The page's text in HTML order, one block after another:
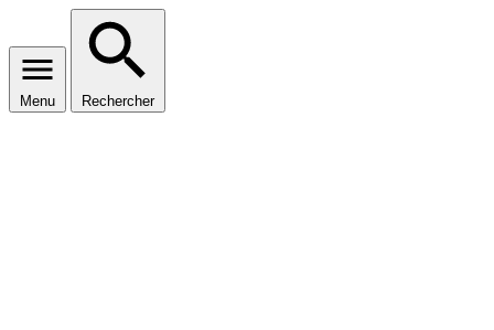
Menu Rechercher